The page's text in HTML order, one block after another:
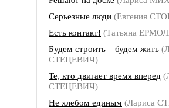
Серьезные люди (Евгения
Есть контакт! (Татьяна
Будем строить – будем жить
СТЕЦЕВИЧ)
Те, кто двигает время вперед
СТЕЦЕВИЧ)
Не хлебом единым (Лариса